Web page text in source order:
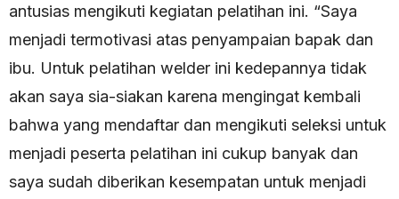
antusias mengikuti kegiatan pelatihan ini. “Saya
menjadi termotivasi atas penyampaian bapak dan
ibu. Untuk pelatihan welder ini kedepannya tidak
akan saya sia-siakan karena mengingat kembali
bahwa yang mendaftar dan mengikuti seleksi untuk
menjadi peserta pelatihan ini cukup banyak dan
saya sudah diberikan kesempatan untuk menjadi